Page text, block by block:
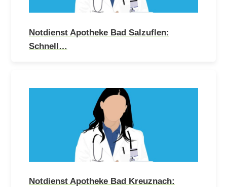
Notdienst Apotheke Bad Salzuflen:
Schnell…
Notdienst Apotheke Bad Kreuznach: